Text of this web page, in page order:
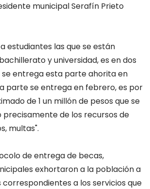
municipal Serafín Prieto
estudiantes las que se están
y universidad, es en dos
entrega esta parte ahorita en
parte se entrega en febrero, es por
de 1 un millón de pesos que se
precisamente de los recursos de
multas".
de entrega de becas,
exhortaron a la población a
a los servicios que